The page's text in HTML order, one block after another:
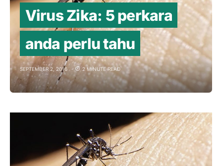
Virus Zika: 5 perkara
anda perlu tahu
SEPTEMBER 2, 2016 2 MINUTE READ